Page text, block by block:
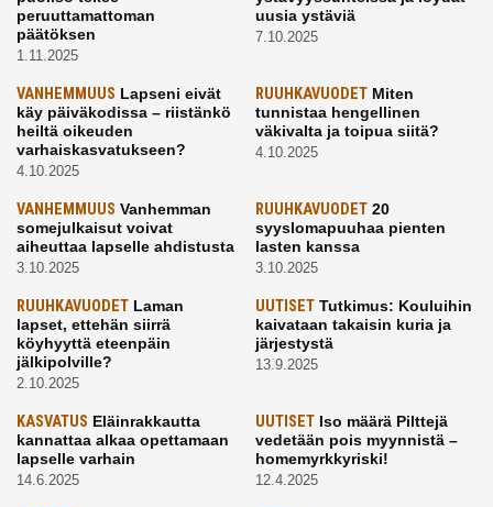
peruuttamattoman
päätöksen
1.11.2025
uusia ystäviä
7.10.2025
VANHEMMUUS Lapseni eivät
käy päiväkodissa – riistänkö
heiltä oikeuden
varhaiskasvatukseen?
4.10.2025
RUUHKAVUODETMiten
tunnistaa hengellinen
väkivalta ja toipua siitä?
4.10.2025
VANHEMMUUS Vanhemman
somejulkaisut voivat
aiheuttaa lapselle ahdistusta
3.10.2025
RUUHKAVUODET20
syyslomapuuhaa pienten
lasten kanssa
3.10.2025
RUUHKAVUODET Laman
lapset, ettehän siirrä
köyhyyttä eteenpäin
jälkipolville?
2.10.2025
UUTISETTutkimus: Kouluihin
kaivataan takaisin kuria ja
järjestystä
13.9.2025
KASVATUS Eläinrakkautta
kannattaa alkaa opettamaan
lapselle varhain
14.6.2025
UUTISETIso määrä Pilttejä
vedetään pois myynnistä –
homemyrkkyriski!
12.4.2025